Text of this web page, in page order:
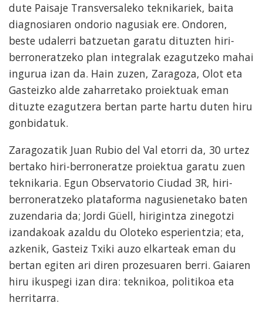
dute Paisaje Transversaleko teknikariek, baita
diagnosiaren ondorio nagusiak ere. Ondoren,
beste udalerri batzuetan garatu dituzten hiri-
berroneratzeko plan integralak ezagutzeko mahai
ingurua izan da. Hain zuzen, Zaragoza, Olot eta
Gasteizko alde zaharretako proiektuak eman
dituzte ezagutzera bertan parte hartu duten hiru
gonbidatuk.
Zaragozatik Juan Rubio del Val etorri da, 30 urtez
bertako hiri-berroneratze proiektua garatu zuen
teknikaria. Egun Observatorio Ciudad 3R, hiri-
berroneratzeko plataforma nagusienetako baten
zuzendaria da; Jordi Güell, hirigintza zinegotzi
izandakoak azaldu du Oloteko esperientzia; eta,
azkenik, Gasteiz Txiki auzo elkarteak eman du
bertan egiten ari diren prozesuaren berri. Gaiaren
hiru ikuspegi izan dira: teknikoa, politikoa eta
herritarra.